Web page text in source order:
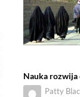
Nauka rozwija
Patty